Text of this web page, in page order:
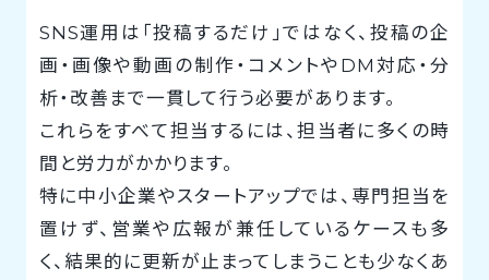
SNS運用は「投稿するだけ」ではなく、投稿の企
画・画像や動画の制作・コメントやDM対応・分
析・改善まで一貫して行う必要があります。
これらをすべて担当するには、担当者に多くの時
間と労力がかかります。
特に中小企業やスタートアップでは、専門担当を
置けず、営業や広報が兼任しているケースも多
く、結果的に更新が止まってしまうことも少なくあ